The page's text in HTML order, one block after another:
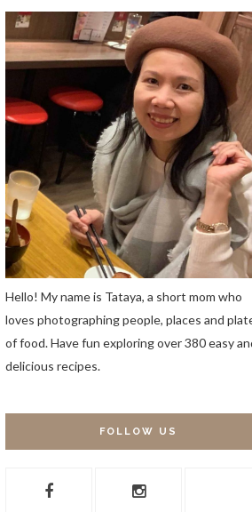
Hello! My name is Tataya, a short mom who
loves photographing people, places and
of food. Have fun exploring over 380 easy
delicious recipes.
FOLLOW US